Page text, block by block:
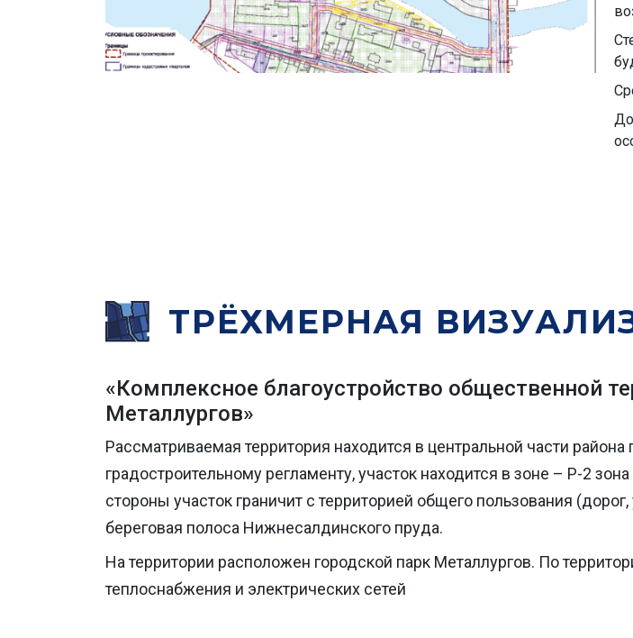
ТРЁХМЕРНАЯ
«Комплексное благоустройство общественной
Металлургов»
Рассматриваемая территория находится в центральной части
градостроительному регламенту, участок находится в зоне – Р-2
стороны участок граничит с территорией общего пользования
береговая полоса Нижнесалдинского пруда.
На территории расположен городской парк Металлургов. По
теплоснабжения и электрических сетей